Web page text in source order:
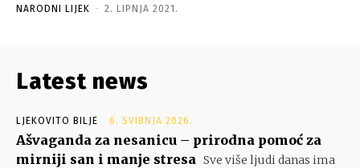
NARODNI LIJEK - 2. LIPNJA 2021.
Latest news
LJEKOVITO BILJE 6. SVIBNJA 2026.
Ašvaganda za nesanicu – prirodna pomoć za
mirniji san i manje stresa Sve više ljudi danas ima